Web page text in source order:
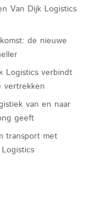
Van Dijk Logistics
de nieuwe
Logistics verbindt
vertrekken
van en naar
geeft
transport met